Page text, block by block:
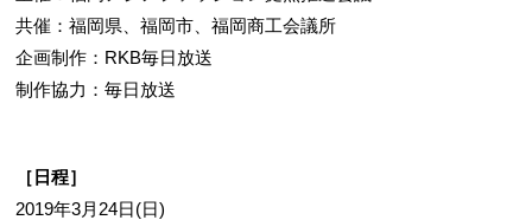
共催：福岡県、福岡市、福岡商工会議所
企画制作：RKB毎日放送
制作協力：毎日放送
［日程］
2019年3月24日(日)